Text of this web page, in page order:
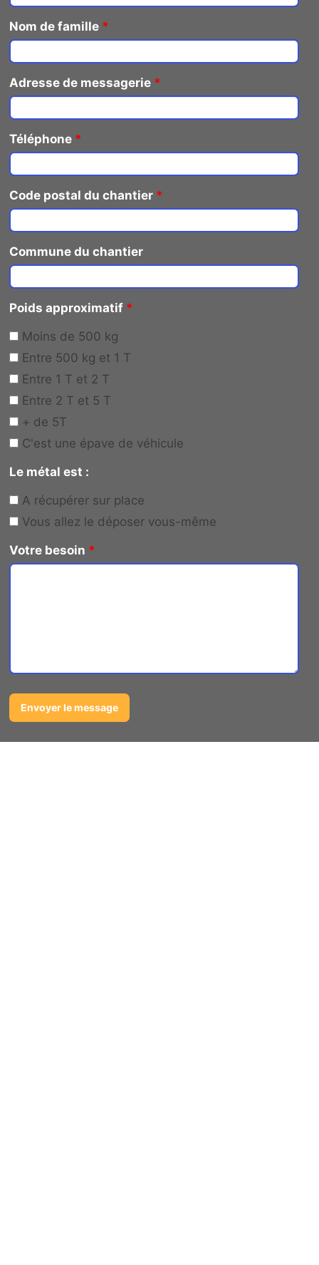
Nom de famille *
Adresse de messagerie *
Téléphone *
Code postal du chantier *
Commune du chantier
Poids approximatif *
Moins de 500 kg
Entre 500 kg et 1 T
Entre 1 T et 2 T
Entre 2 T et 5 T
+ de 5T
C'est une épave de véhicule
Le métal est :
A récupérer sur place
Vous allez le déposer vous-même
Votre besoin *